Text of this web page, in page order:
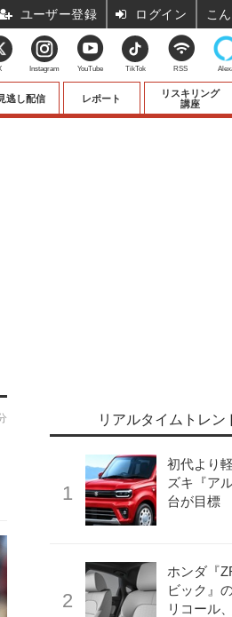
逃し配信 レポート
リスキリング
講座
リアルタイムトレン
初代より
ズキ『ア
台が目標
ホンダ『
ビック』
リコール
Instagram YouTube TikTok RSS
ユーザー登録 ログイン こ